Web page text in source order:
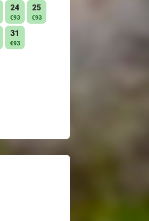
24
€93
25
€93
31
€93